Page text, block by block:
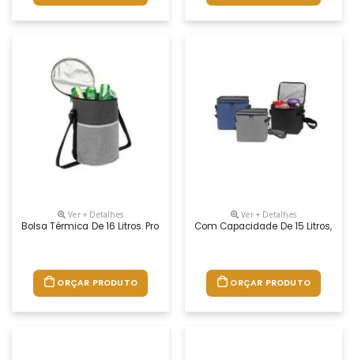
Ver + Detalhes
Bolsa Térmica De 16 Litros. Produzida Em Poliéster E Com
ORÇAR PRODUTO
Ver + Detalhes
Com Capacidade De 15 Litros,
ORÇAR PRODUTO